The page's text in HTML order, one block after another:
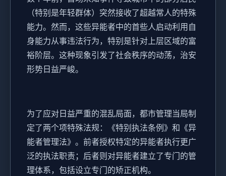
（特别是年轻群体）突然接收了超越常人的特殊
能力。然而，这些异能者中的首些人启动利用自
身能力从事违法行为，特别是针对上层区域的富
裕阶层。这种现象引发了社会秩序的动荡，治安
形势日益严峻。
为了应对日益严重的混乱局面，都市管理当局制
定了两个项特殊法规：《特别执法条例》和《异
能者管理法》。前者授权特定的异能者执行更广
泛的执法职责；后者则对异能者建立了专门的管
理体系，包括设立专门的矫正机构。